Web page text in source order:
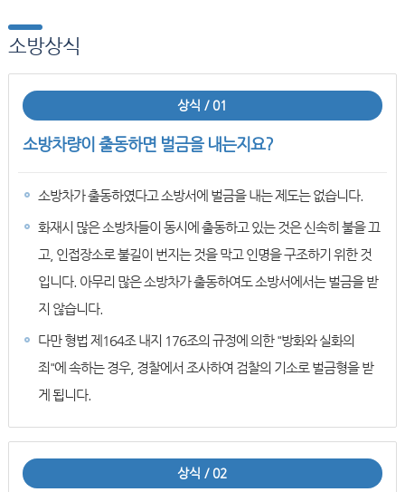
소방상식
상식 / 01
소방차량이 출동하면 벌금을 내는지요?
소방차가 출동하였다고 소방서에 벌금을 내는 제도는 없습니다.
화재시 많은 소방차들이 동시에 출동하고 있는 것은 신속히 불을 끄
고, 인접장소로 불길이 번지는 것을 막고 인명을 구조하기 위한 것
입니다. 아무리 많은 소방차가 출동하여도 소방서에서는 벌금을 받
지 않습니다.
다만 형법 제164조 내지 176조의 규정에 의한 "방화와 실화의
죄"에 속하는 경우, 경찰에서 조사하여 검찰의 기소로 벌금형을 받
게 됩니다.
상식 / 02